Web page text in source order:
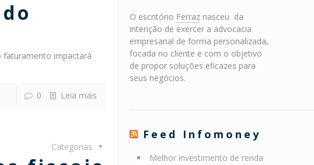
faturamento impactará
0 Leia mais
Categorias
O escritório Ferraznasceu da
intenção de exercer a advocacia
empresarial de forma personalizada,
focada no cliente e com o objetivo
de propor soluções eficazes para
seus negócios.
Feed Infomoney
Melhor investimento de renda